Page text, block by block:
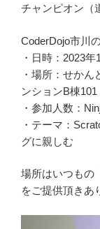
チャンピオン（
CoderDojo市川
・日時：2023
・場所：せか
ンションB棟101
・参加人数：
・テーマ：
グに親しむ
場所はいつもの
をご提供頂きあ